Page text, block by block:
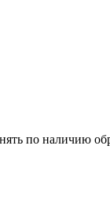
по наличию